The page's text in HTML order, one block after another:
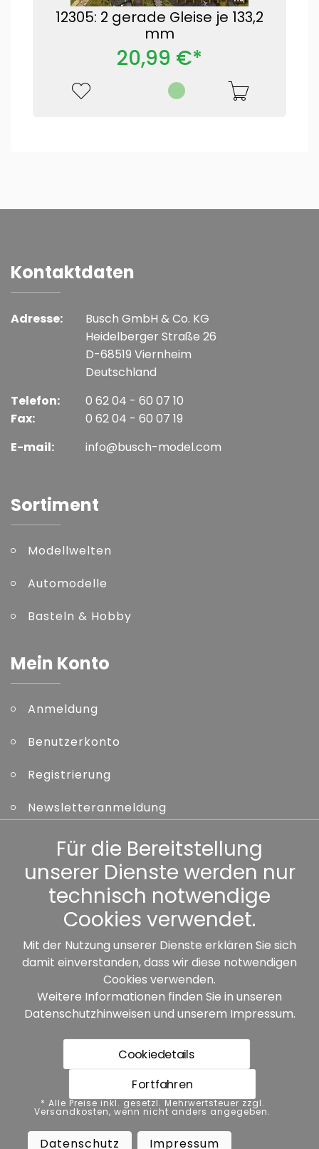
12305: 2 gerade Gleise je 133,2
mm
20,99 €*
Kontaktdaten
Adresse:
Busch GmbH & Co. KG
Heidelberger Straße 26
D-68519 Viernheim
Deutschland
Telefon:
Fax:
0 62 04 - 60 07 10
0 62 04 - 60 07 19
E-mail:
info@busch-model.com
Sortiment
Modellwelten
Automodelle
Basteln & Hobby
Mein Konto
Anmeldung
Benutzerkonto
Registrierung
Newsletteranmeldung
Kennwort vergessen
Sonstiges
Unsere Partner:
* Alle Preise inkl. gesetzl. Mehrwertsteuer zzgl.
Versandkosten, wenn nicht anders angegeben.
Datenschutz Impressum
Für die Bereitstellung
unserer Dienste werden nur
technisch notwendige
Cookies verwendet.
Mit der Nutzung unserer Dienste erklären Sie sich
damit einverstanden, dass wir diese notwendigen
Cookies verwenden.
Weitere Informationen finden Sie in unseren
Datenschutzhinweisen und unserem Impressum.
Cookiedetails
Fortfahren
* Alle Preise inkl. gesetzl. Mehrwertsteuer zzgl.
Versandkosten, wenn nicht anders angegeben.
Datenschutz Impressum